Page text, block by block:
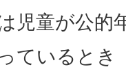
児童が公的
ているとき